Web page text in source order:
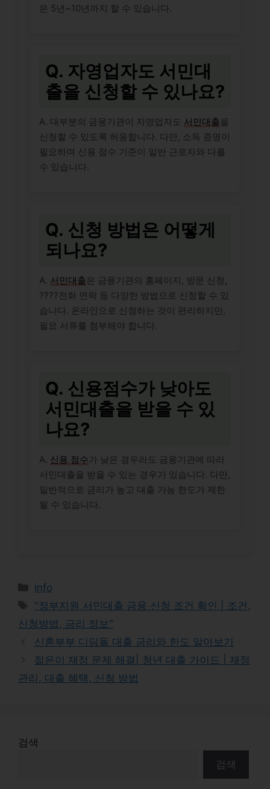
은 5년~10년까지 할 수 있습니다.
Q. 자영업자도 서민대
출을 신청할 수 있나요?
A. 대부분의 금융기관이 자영업자도 서민대출을
신청할 수 있도록 허용합니다. 다만, 소득 증명이
필요하며 신용 점수 기준이 일반 근로자와 다를
수 있습니다.
Q. 신청 방법은 어떻게
되나요?
A. 서민대출은 금융기관의 홈페이지, 방문 신청,
????전화 연락 등 다양한 방법으로 신청할 수 있
습니다. 온라인으로 신청하는 것이 편리하지만,
필요 서류를 첨부해야 합니다.
Q. 신용점수가 낮아도
서민대출을 받을 수 있
나요?
A. 신용 점수가 낮은 경우라도 금융기관에 따라
서민대출을 받을 수 있는 경우가 있습니다. 다만,
일반적으로 금리가 높고 대출 가능 한도가 제한
될 수 있습니다.
Categories
info
Tags
"정부지원 서민대출 금융 신청 조건 확인 | 조건,
신청방법, 금리 정보"
신혼부부 디딤돌 대출 금리와 한도 알아보기
젊은이 재정 문제 해결| 청년 대출 가이드 | 재정
관리, 대출 혜택, 신청 방법
검색
검색